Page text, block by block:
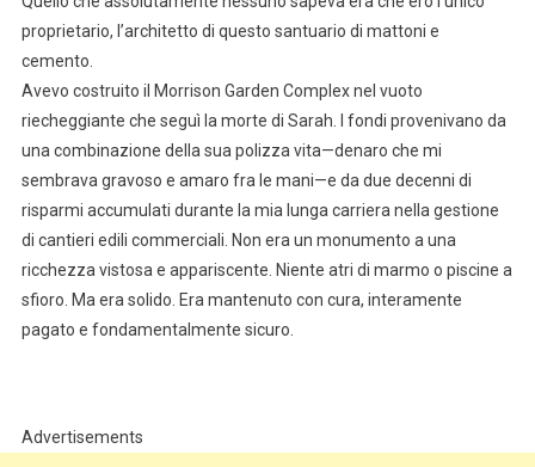
proprietario, l’architetto di questo santuario di mattoni e
cemento.
Avevo costruito il Morrison Garden Complex nel vuoto
riecheggiante che seguì la morte di Sarah. I fondi provenivano da
una combinazione della sua polizza vita—denaro che mi
sembrava gravoso e amaro fra le mani—e da due decenni di
risparmi accumulati durante la mia lunga carriera nella gestione
di cantieri edili commerciali. Non era un monumento a una
ricchezza vistosa e appariscente. Niente atri di marmo o piscine a
sfioro. Ma era solido. Era mantenuto con cura, interamente
pagato e fondamentalmente sicuro.
Advertisements